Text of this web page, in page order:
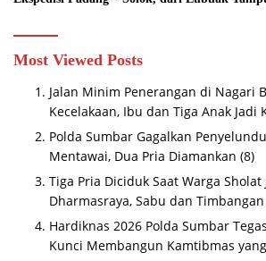
Most Viewed Posts
Jalan Minim Penerangan di Nagari
Kecelakaan, Ibu dan Tiga Anak Jadi
Polda Sumbar Gagalkan
Mentawai, Dua Pria Diamankan (8)
Tiga Pria Diciduk Saat Warga Sholat
Dharmasraya, Sabu dan
Hardiknas 2026 Polda Sumbar
Kunci Membangun Kamtibmas